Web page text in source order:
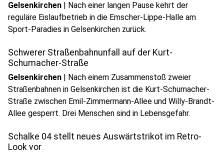
Gelsenkirchen | Nach einer langen Pause kehrt der
reguläre Eislaufbetrieb in die Emscher-Lippe-Halle am
Sport-Paradies in Gelsenkirchen zurück.
Schwerer Straßenbahnunfall auf der Kurt-
Schumacher-Straße
Gelsenkirchen | Nach einem Zusammenstoß zweier
Straßenbahnen in Gelsenkirchen ist die Kurt-Schumacher-
Straße zwischen Emil-Zimmermann-Allee und Willy-Brandt-
Allee gesperrt. Drei Menschen sind in Lebensgefahr.
Schalke 04 stellt neues Auswärtstrikot im Retro-
Look vor